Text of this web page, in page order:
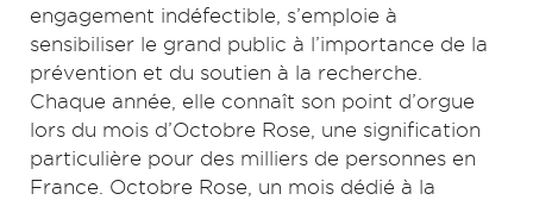
engagement indéfectible, s’emploie à
sensibiliser le grand public à l’importance de la
prévention et du soutien à la recherche.
Chaque année, elle connaît son point d’orgue
lors du mois d’Octobre Rose, une signification
particulière pour des milliers de personnes en
France. Octobre Rose, un mois dédié à la